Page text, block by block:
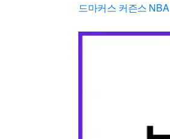
드마커스 커즌스 NBA